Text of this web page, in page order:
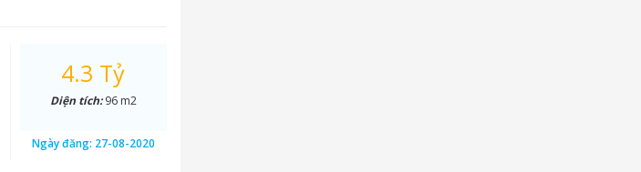
4.3 Tỷ
Diện tích:96 m2
Ngày đăng: 27-08-2020